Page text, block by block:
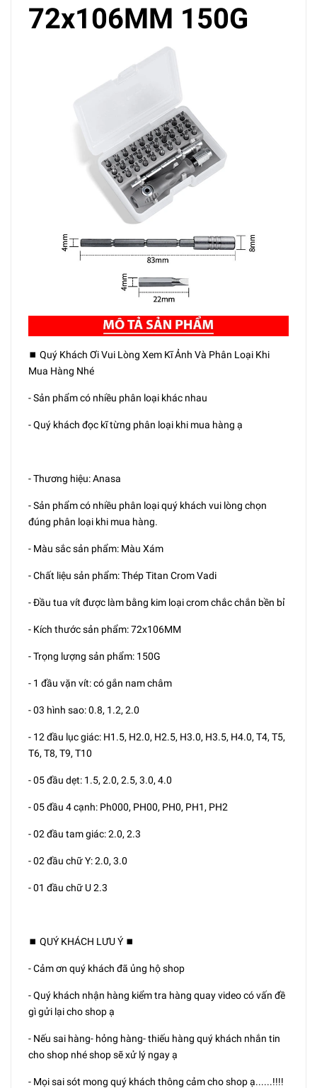
72x106MM 150G
⏹️ Quý Khách Ơi Vui Lòng Xem Kĩ Ảnh Và Phân Loại Khi
Mua Hàng Nhé
- Sản phẩm có nhiều phân loại khác nhau
- Quý khách đọc kĩ từng phân loại khi mua hàng ạ
- Thương hiệu: Anasa
- Sản phẩm có nhiều phân loại quý khách vui lòng chọn
đúng phân loại khi mua hàng.
- Màu sắc sản phẩm: Màu Xám
- Chất liệu sản phẩm: Thép Titan Crom Vadi
- Đầu tua vít được làm bằng kim loại crom chắc chắn bền bỉ
- Kích thước sản phẩm: 72x106MM
- Trọng lượng sản phẩm: 150G
- 1 đầu vặn vít: có gắn nam châm
- 03 hình sao: 0.8, 1.2, 2.0
- 12 đầu lục giác: H1.5, H2.0, H2.5, H3.0, H3.5, H4.0, T4, T5,
T6, T8, T9, T10
- 05 đầu dẹt: 1.5, 2.0, 2.5, 3.0, 4.0
- 05 đầu 4 cạnh: Ph000, PH00, PH0, PH1, PH2
- 02 đầu tam giác: 2.0, 2.3
- 02 đầu chữ Y: 2.0, 3.0
- 01 đầu chữ U 2.3
⏹️ QUÝ KHÁCH LƯU Ý ⏹️
- Cảm ơn quý khách đã ủng hộ shop
- Quý khách nhận hàng kiểm tra hàng quay video có vấn đề
gì gửi lại cho shop ạ
- Nếu sai hàng- hỏng hàng- thiếu hàng quý khách nhắn tin
cho shop nhé shop sẽ xử lý ngay ạ
- Mọi sai sót mong quý khách thông cảm cho shop ạ......!!!!